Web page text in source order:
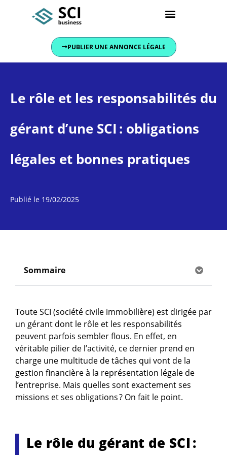
PUBLIER UNE ANNONCE LÉGALE
Le rôle et les responsabilités du
gérant d’une SCI : obligations
légales et bonnes pratiques
Publié le 19/02/2025
Sommaire
Toute SCI (société civile immobilière) est dirigée par
un gérant dont le rôle et les responsabilités
peuvent parfois sembler flous. En effet, en
véritable pilier de l’activité, ce dernier prend en
charge une multitude de tâches qui vont de la
gestion financière à la représentation légale de
l’entreprise. Mais quelles sont exactement ses
missions et ses obligations ? On fait le point.
Le rôle du gérant de SCI :